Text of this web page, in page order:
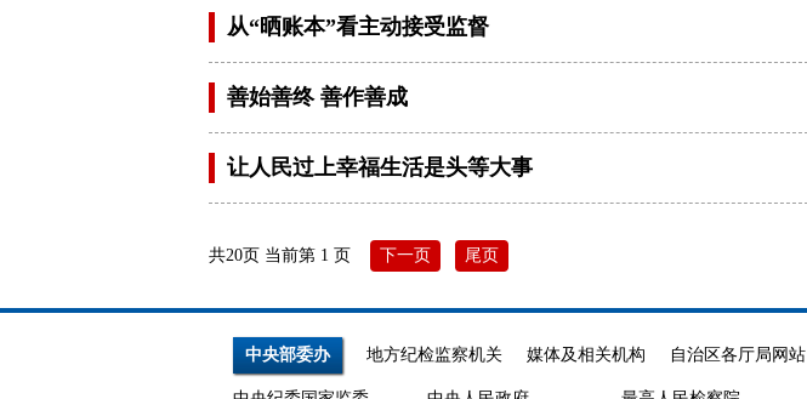
从“晒账本”看主动接受监督
善始善终 善作善成
让人民过上幸福生活是头等大事
共20页 当前第 1 页 下一页 尾页
中央部委办 地方纪检监察机关 媒体及相关机构 自治区各厅局网站